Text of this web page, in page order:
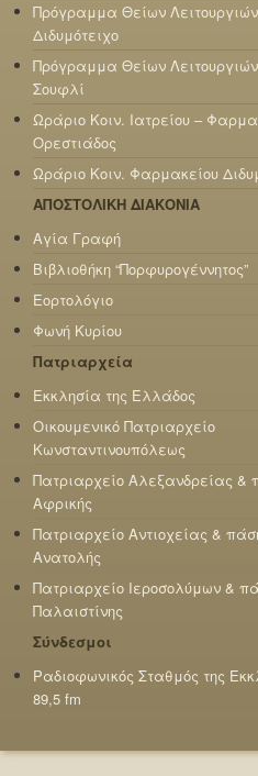
Πρόγραμμα Θείων
Διδυμότειχο
Πρόγραμμα Θείων
Σουφλί
Ωράριο Κοιν. Ιατρείου –
Ορεστιάδος
Ωράριο Κοιν. Φαρμακείου
ΑΠΟΣΤΟΛΙΚΗ ΔΙΑΚΟΝΙΑ
Αγία Γραφή
Βιβλιοθήκη “Πορφυρογέννητος”
Εορτολόγιο
Φωνή Κυρίου
Πατριαρχεία
Εκκλησία της Ελλάδος
Οικουμενικό Πατριαρχείο
Κωνσταντινουπόλεως
Πατριαρχείο Αλεξανδρείας &
Αφρικής
Πατριαρχείο Αντιοχείας &
Ανατολής
Πατριαρχείο Ιεροσολύμων &
Παλαιστίνης
Σύνδεσμοι
Ραδιοφωνικός Σταθμός της
89,5 fm